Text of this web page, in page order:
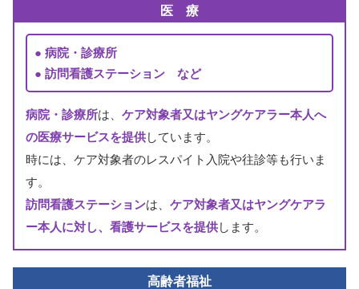
医 療
病院・ 診療所
訪問看護ステーション など
病院・ 診療所は、 ケア対象者又 はヤングケアラー本人へ
の医療サービスを提供しています。
時には、ケア対象者のレスパイト 入院や往診等も行いま
す。
訪問看護ステーションは、 ケア対象者又 はヤングケアラ
ー本人に対し、 看護サービスを提供します。
高齢者福祉